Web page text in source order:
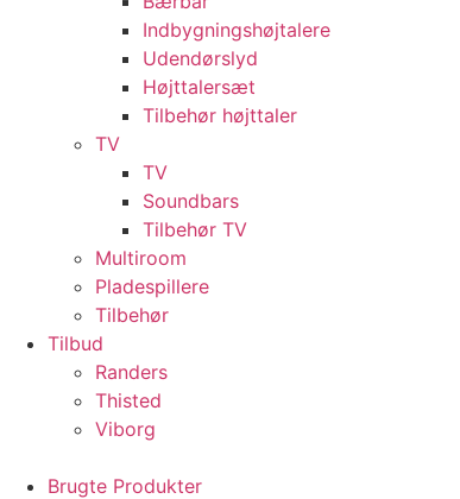
Indbygningshøjtalere
Udendørslyd
Højttalersæt
Tilbehør højttaler
TV
TV
Soundbars
Tilbehør TV
Multiroom
Pladespillere
Tilbehør
Tilbud
Randers
Thisted
Viborg
Brugte Produkter